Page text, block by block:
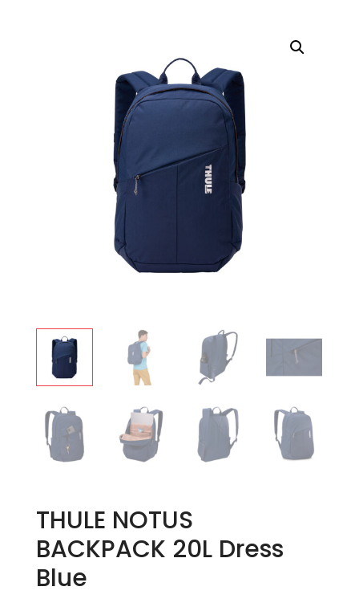
THULE NOTUS
BACKPACK 20L Dress
Blue